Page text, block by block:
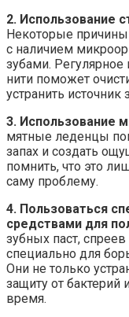
2. Использование
Некоторые причины
с наличием
зубами. Регулярное
нити поможет
устранить источник
3. Использование
мятные леденцы
запах и создать
помнить, что это
саму проблему.
4. Пользоваться
средствами для
зубных паст,
специально для
Они не только
защиту от
время.